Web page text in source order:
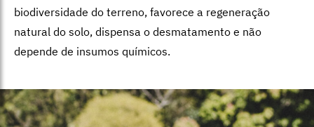
biodiversidade do terreno, favorece a regeneração
natural do solo, dispensa o desmatamento e não
depende de insumos químicos.